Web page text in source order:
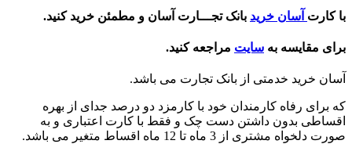
با کارت آسان خرید بانک تجـــارت آسان و مطمئن خرید کنید.
برای مقایسه به سایت مراجعه کنید.
آسان خرید خدمتی از بانک تجارت می باشد.
که برای رفاه کارمندان خود با کارمزد دو درصد جدای از بهره
اقساطی بدون داشتن دست چک و فقط با کارت اعتباری و به
صورت دلخواه مشتری از 3 ماه تا 12 ماه اقساط متغیر می باشد.